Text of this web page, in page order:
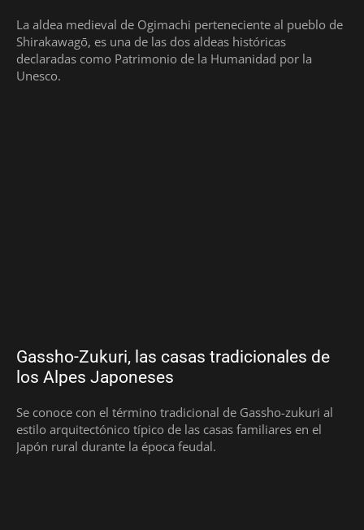
La aldea medieval de Ogimachi perteneciente al pueblo de
Shirakawagō, es una de las dos aldeas históricas
declaradas como Patrimonio de la Humanidad por la
Unesco.
Gassho-Zukuri, las casas tradicionales de
los Alpes Japoneses
Se conoce con el término tradicional de Gassho-zukuri al
estilo arquitectónico típico de las casas familiares en el
Japón rural durante la época feudal.